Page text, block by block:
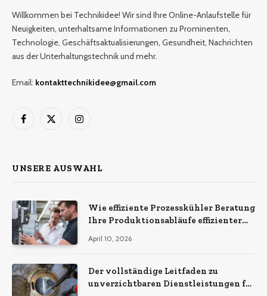
Willkommen bei Technikidee! Wir sind Ihre Online-Anlaufstelle für
Neuigkeiten, unterhaltsame Informationen zu Prominenten,
Technologie, Geschäftsaktualisierungen, Gesundheit, Nachrichten
aus der Unterhaltungstechnik und mehr.
Email: kontakttechnikidee@gmail.com
Facebook
X
Instagram
UNSERE AUSWAHL
Wie effiziente Prozesskühler Beratung
Ihre Produktionsabläufe effizienter
April 10, 2026
Der vollständige Leitfaden zu
unverzichtbaren Dienstleistungen für